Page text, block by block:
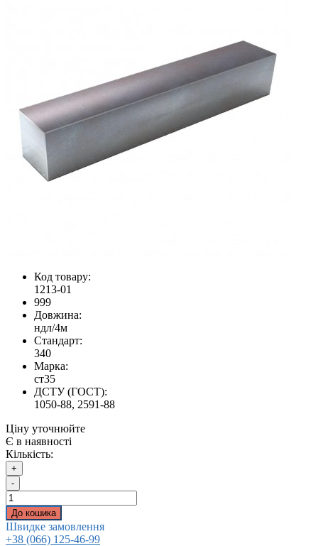
Код товару:
1213-01
999
Довжина:
ндл/4м
Стандарт:
340
Марка:
ст35
ДСТУ (ГОСТ):
1050-88, 2591-88
Ціну уточнюйте
Є в наявності
Кількість:
+
-
До кошика
Швидке замовлення
+38 (066) 125-46-99